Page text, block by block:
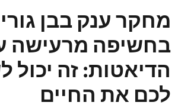
מחקר ענק בבן
בחשיפה מרעישה
הדיאטות: זה יכול
לכם את החיים